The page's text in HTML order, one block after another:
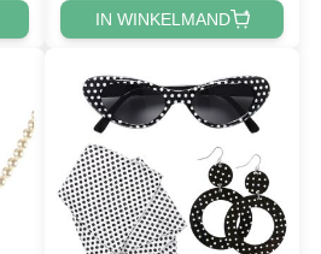
IN WINKELMAND